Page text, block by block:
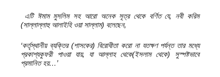
এটি ঈমাম মুসলিম সহ আরো অনেক সূত্র থেকে বর্ণিত যে, নবী করিম
(সাল্লাল্লাহু আলাইহি ওয়া সাল্লাম) বলেছেন,
‘কর্তৃস্থানীয় ব্যক্তির (শাসকের) বিরোধীতা করো না যতক্ষণ পর্যন্ত তার মধ্যে
প্রকাশ্যকুফরী পাওয়া যায়, যা আল্লাহ থেকে(ইসলাম থেকে) সুস্পষ্টভাবে
প্রমানিত হয়…’